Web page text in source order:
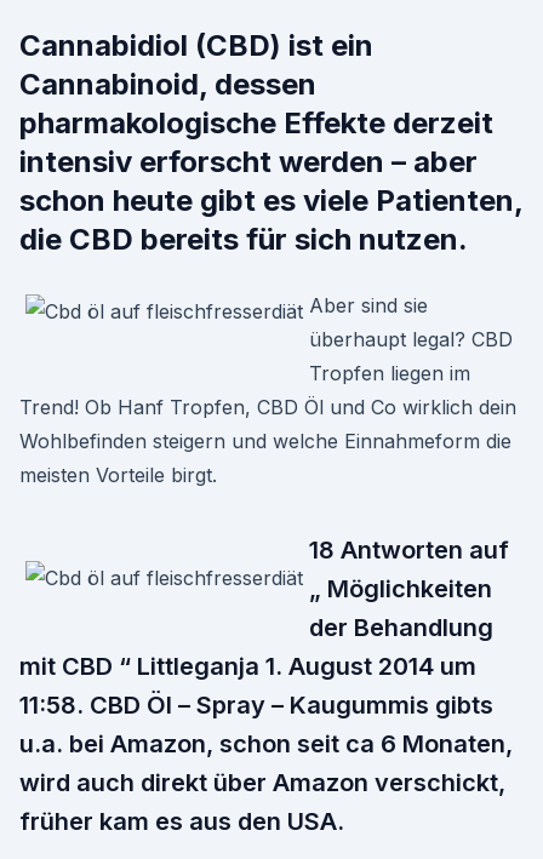
Cannabidiol (CBD) ist ein
Cannabinoid, dessen
pharmakologische Effekte derzeit
intensiv erforscht werden – aber
schon heute gibt es viele Patienten,
die CBD bereits für sich nutzen.
Aber sind sie
überhaupt legal? CBD
Tropfen liegen im
Trend! Ob Hanf Tropfen, CBD Öl und Co wirklich dein
Wohlbefinden steigern und welche Einnahmeform die
meisten Vorteile birgt.
18 Antworten auf
„ Möglichkeiten
der Behandlung
mit CBD “ Littleganja 1. August 2014 um
11:58. CBD Öl – Spray – Kaugummis gibts
u.a. bei Amazon, schon seit ca 6 Monaten,
wird auch direkt über Amazon verschickt,
früher kam es aus den USA.